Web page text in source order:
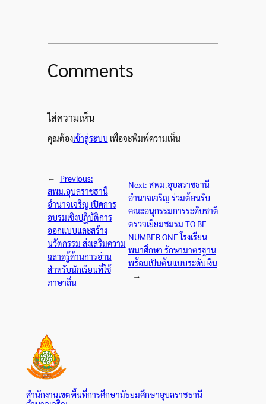
Comments
ใส่ความเห็น
คุณต้องเข้าสู่ระบบ เพื่อจะพิมพ์ความเห็น
←
Previous:
สพม.อุบลราชธานี
อำนาจเจริญ เปิดการ
อบรมเชิงปฏิบัติการ
ออกแบบและสร้าง
นวัตกรรม ส่งเสริมความ
ฉลาดรู้ด้านการอ่าน
สำหรับนักเรียนที่ใช้
ภาษาถิ่น
Next: สพม.อุบลราชธานี
อำนาจเจริญ ร่วมต้อนรับ
คณะอนุกรรมการระดับชาติ
ตรวจเยี่ยมชมรม TO BE
NUMBER ONE โรงเรียน
พนาศึกษา รักษามาตรฐาน
พร้อมเป็นต้นแบบระดับเงิน
→
สำนักงานเขตพื้นที่การศึกษามัธยมศึกษาอุบลราชธานี